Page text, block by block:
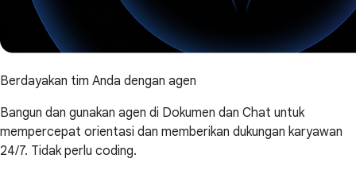
Berdayakan tim Anda dengan agen
Bangun dan gunakan agen di Dokumen dan Chat untuk
mempercepat orientasi dan memberikan dukungan karyawan
24/7. Tidak perlu coding.